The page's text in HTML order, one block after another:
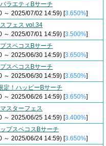
ラエティBサーチ
～ 2025/07/02 14:59) [3.650%]
フェス vol.34
～ 2025/07/01 14:59) [3.500%]
スペコスBサーチ
～ 2025/06/30 14:59) [3.650%]
スペコスBサーチ
～ 2025/06/30 14:59) [3.650%]
定！ハッピーBサーチ
～ 2025/06/26 14:59) [3.650%]
スターフェス
～ 2025/06/25 14:59) [3.400%]
プスペコスBサーチ
～ 2025/06/24 14:59) [3.650%]